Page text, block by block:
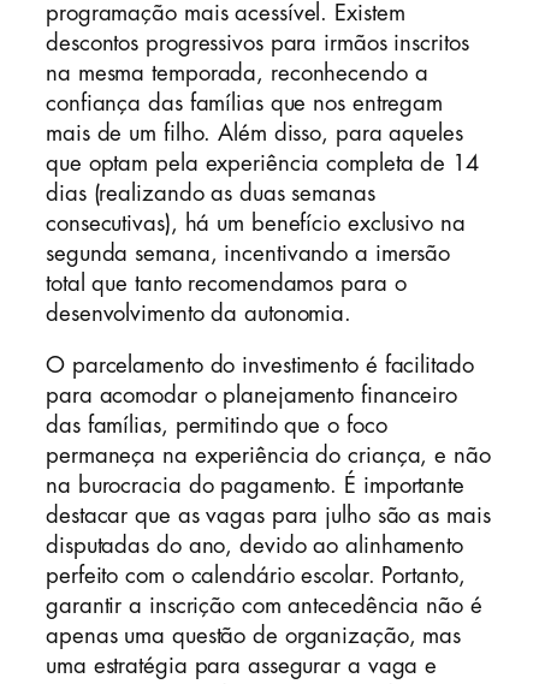
programação mais acessível. Existem
descontos progressivos para irmãos inscritos
na mesma temporada, reconhecendo a
confiança das famílias que nos entregam
mais de um filho. Além disso, para aqueles
que optam pela experiência completa de 14
dias (realizando as duas semanas
consecutivas), há um benefício exclusivo na
segunda semana, incentivando a imersão
total que tanto recomendamos para o
desenvolvimento da autonomia.
O parcelamento do investimento é facilitado
para acomodar o planejamento financeiro
das famílias, permitindo que o foco
permaneça na experiência do criança, e não
na burocracia do pagamento. É importante
destacar que as vagas para julho são as mais
disputadas do ano, devido ao alinhamento
perfeito com o calendário escolar. Portanto,
garantir a inscrição com antecedência não é
apenas uma questão de organização, mas
uma estratégia para assegurar a vaga e